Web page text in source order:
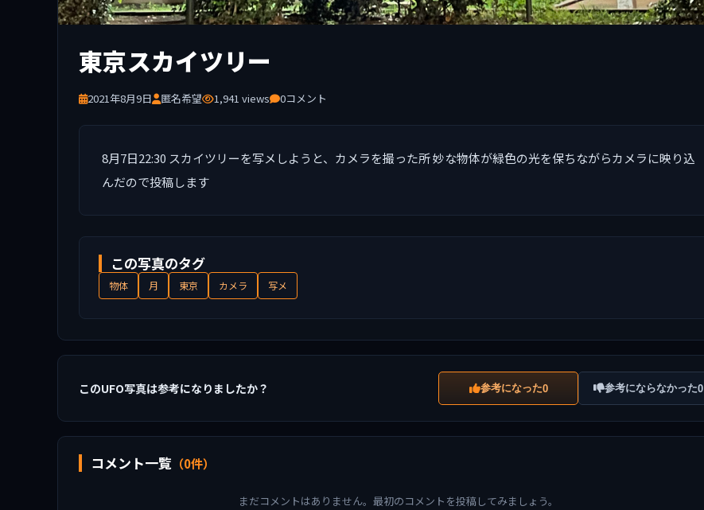
東京スカイツリー
2021年8月9日 匿名希望 1,941 views 0コメント
8月7日22:30 スカイツリーを写メしようと、カメラを撮った所 妙な物体が緑色の光を保ちながらカメラに映り込
んだので投稿します
この写真のタグ
物体 月 東京 カメラ 写メ
このUFO写真は参考になりましたか？ 参考になった0 参考にならなかった0
コメント一覧 （0件）
まだコメントはありません。最初のコメントを投稿してみましょう。